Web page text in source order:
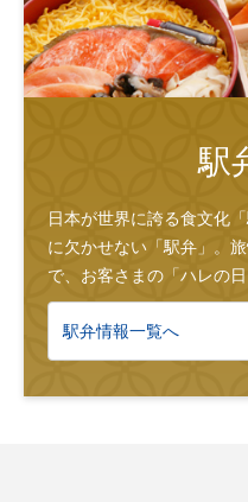
駅
日本が世界に誇る食文化
に欠かせない「駅弁」。
で、お客さまの「ハレの
駅弁情報一覧へ